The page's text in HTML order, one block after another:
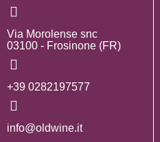
Via Morolense snc
03100 - Frosinone (FR)
+39 0282197577
info@oldwine.it